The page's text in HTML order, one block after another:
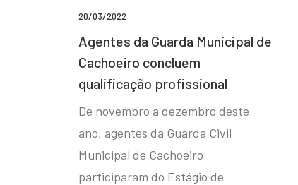
20/03/2022
Agentes da Guarda Municipal de
Cachoeiro concluem
qualificação profissional
De novembro a dezembro deste
ano, agentes da Guarda Civil
Municipal de Cachoeiro
participaram do Estágio de